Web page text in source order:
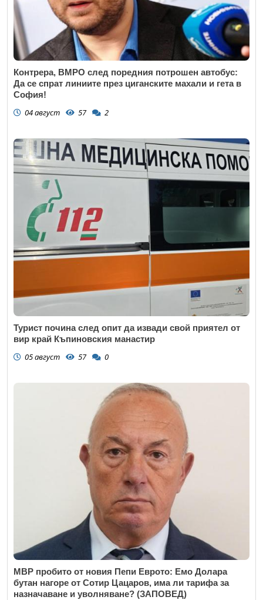
Контрера, ВМРО след поредния потрошен автобус:
Да се спрат линиите през циганските махали и гета в
София!
04 август 57 2
Турист почина след опит да извади свой приятел от
вир край Къпиновския манастир
05 август 57 0
МВР пробито от новия Пепи Еврото: Емо Долара
бутан нагоре от Сотир Цацаров, има ли тарифа за
назначаване и уволняване? (ЗАПОВЕД)